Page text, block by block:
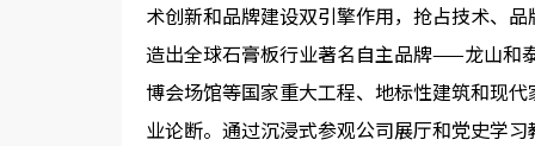
术创新和品牌建设双引擎作用，抢占技术、
造出全球石膏板行业著名自主品牌——龙山和
博会场馆等国家重大工程、地标性建筑和现
业论断。通过沉浸式参观公司展厅和党史学